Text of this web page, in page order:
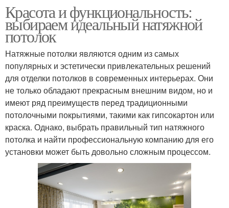
Красота и функциональность:
выбираем идеальный натяжной
потолок
Натяжные потолки являются одним из самых
популярных и эстетически привлекательных решений
для отделки потолков в современных интерьерах. Они
не только обладают прекрасным внешним видом, но и
имеют ряд преимуществ перед традиционными
потолочными покрытиями, такими как гипсокартон или
краска. Однако, выбрать правильный тип натяжного
потолка и найти профессиональную компанию для его
установки может быть довольно сложным процессом.